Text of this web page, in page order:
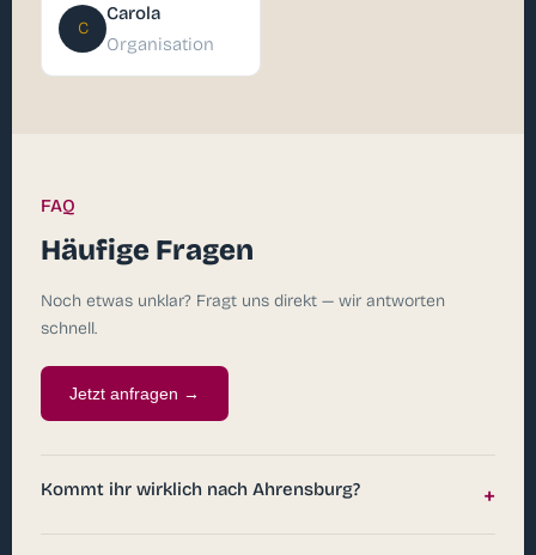
C
Carola
Organisation
FAQ
Häufige Fragen
Noch etwas unklar? Fragt uns direkt — wir antworten
schnell.
Jetzt anfragen →
Kommt ihr wirklich nach Ahrensburg? +